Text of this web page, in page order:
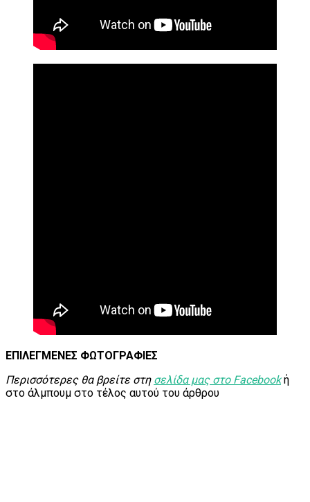
ΕΠΙΛΕΓΜΕΝΕΣ ΦΩΤΟΓΡΑΦΙΕΣ
Περισσότερες θα βρείτε στη σελίδα μας στο Facebookή
στο άλμπουμ στο τέλος αυτού του άρθρου